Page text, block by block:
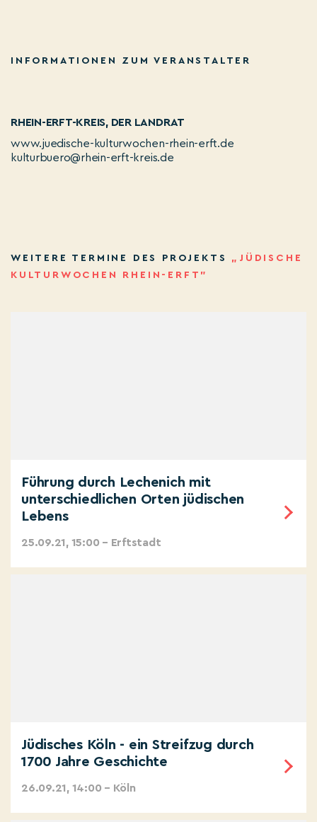
INFORMATIONEN ZUM VERANSTALTER
RHEIN-ERFT-KREIS, DER LANDRAT
www.juedische-kulturwochen-rhein-erft.de
kulturbuero@rhein-erft-kreis.de
WEITERE TERMINE DES PROJEKTS „JÜDISCHE
KULTURWOCHEN RHEIN-ERFT”
Führung durch Lechenich mit
unterschiedlichen Orten jüdischen
Lebens
25.09.21, 15:00 – Erftstadt
Jüdisches Köln - ein Streifzug durch
1700 Jahre Geschichte
26.09.21, 14:00 – Köln